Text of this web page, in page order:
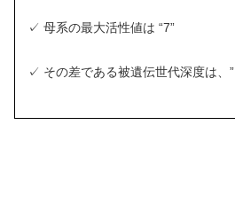
✓ 母系の最大活性値は “7”
✓ その差である被遺伝世代深度は、